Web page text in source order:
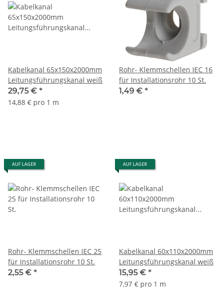
Kabelkanal 65x150x2000mm
Leitungsführungskanal weiß
29,75 € *
14,88 € pro 1 m
Rohr- Klemmschellen IEC 16
für Installationsrohr 10 St.
1,49 € *
AUF LAGER
Rohr- Klemmschellen IEC 25
für Installationsrohr 10 St.
2,55 € *
AUF LAGER
Kabelkanal 60x110x2000mm
Leitungsführungskanal weiß
15,95 € *
7,97 € pro 1 m